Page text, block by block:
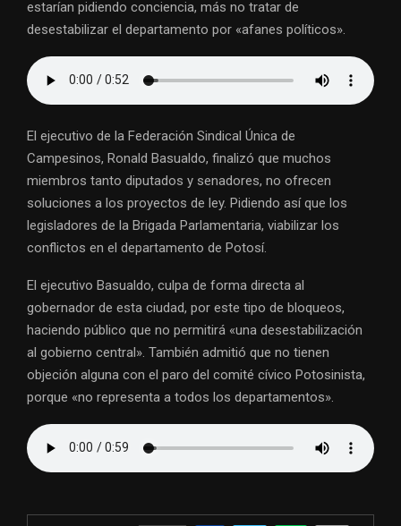
estarían pidiendo conciencia, más no tratar de
desestabilizar el departamento por «afanes políticos».
El ejecutivo de la Federación Sindical Única de
Campesinos, Ronald Basualdo, finalizó que muchos
miembros tanto diputados y senadores, no ofrecen
soluciones a los proyectos de ley. Pidiendo así que los
legisladores de la Brigada Parlamentaria, viabilizar los
conflictos en el departamento de Potosí.
El ejecutivo Basualdo, culpa de forma directa al
gobernador de esta ciudad, por este tipo de bloqueos,
haciendo público que no permitirá «una desestabilización
al gobierno central». También admitió que no tienen
objeción alguna con el paro del comité cívico Potosinista,
porque «no representa a todos los departamentos».